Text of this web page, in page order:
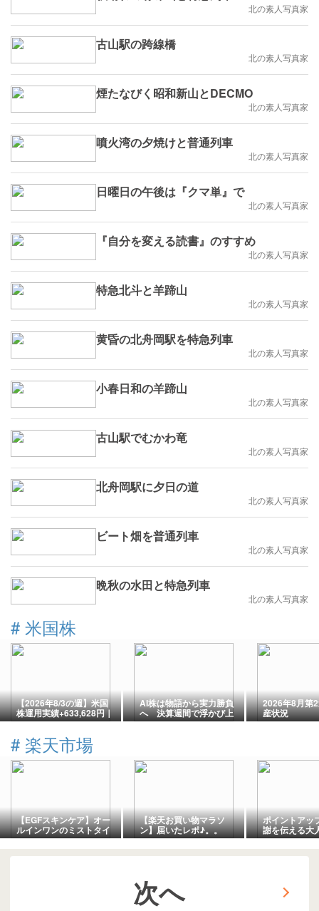
北の素人写真家
古山駅の跨線橋
北の素人写真家
煙たなびく昭和新山とDECMO
北の素人写真家
噴火湾の夕焼けと普通列車
北の素人写真家
日曜日の午後は『クマ単』で
北の素人写真家
『自分を変える読書』のすすめ
北の素人写真家
特急北斗と羊蹄山
北の素人写真家
黄昏の北舟岡駅を特急列車
北の素人写真家
小春日和の羊蹄山
北の素人写真家
古山駅でむかわ竜
北の素人写真家
北舟岡駅に夕日の道
北の素人写真家
ビート畑を普通列車
北の素人写真家
晩秋の水田と特急列車
北の素人写真家
# 米国株
【2026年8/3の週】米国
株運用実績+633,628円｜
利益63万円台へ！AI株上
（PayPay証券）
AI株は物語から実力勝負
へ 決算週間で浮かび上
がった6社の明暗
2026年8月第
産状況
# 楽天市場
【EGFスキンケア】オー
ルインワンのミストタイ
プが使いやすく続けやす
い【Tocco プレミアムE
ローション】
【楽天お買い物マラソ
ン】届いたレポ♪。。
ポイントアッ
謝を伝える大
のギフト選
次へ